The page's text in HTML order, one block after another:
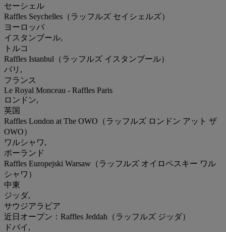
セーシェル
Raffles Seychelles（ラッフルズ セイシェルズ）
ヨーロッパ
イスタンブール,
トルコ
Raffles Istanbul（ラッフルズ イスタンブール）
パリ,
フランス
Le Royal Monceau - Raffles Paris
ロンドン,
英国
Raffles London at The OWO（ラッフルズ ロンドン アット ザ
OWO）
ワルシャワ,
ポーランド
Raffles Europejski Warsaw（ラッフルズ オイロペスキー ワル
シャワ）
中東
ジッダ,
サウジアラビア
近日オープン：Raffles Jeddah（ラッフルズ ジッダ）
ドバイ,